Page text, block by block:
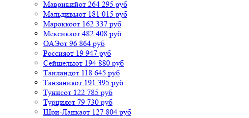
Маврикийот 264 295 руб
Мальдивыот 181 015 руб
Мароккоот 162 337 руб
Мексикаот 482 408 руб
ОАЭот 96 864 руб
Россияот 19 947 руб
Сейшелыот 194 880 руб
Таиландот 118 645 руб
Танзанияот 191 395 руб
Тунисот 122 785 руб
Турцияот 79 730 руб
Шри-Ланкаот 127 804 руб